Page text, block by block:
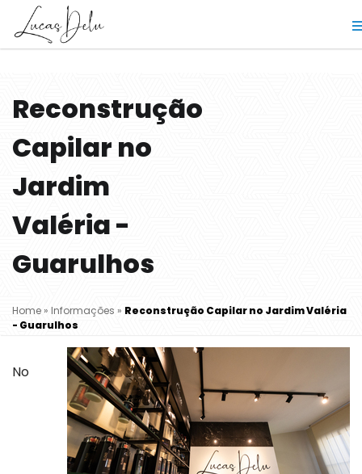
Reconstrução
Capilar no
Jardim
Valéria -
Guarulhos
Home » Informações » Reconstrução Capilar no Jardim Valéria
- Guarulhos
No